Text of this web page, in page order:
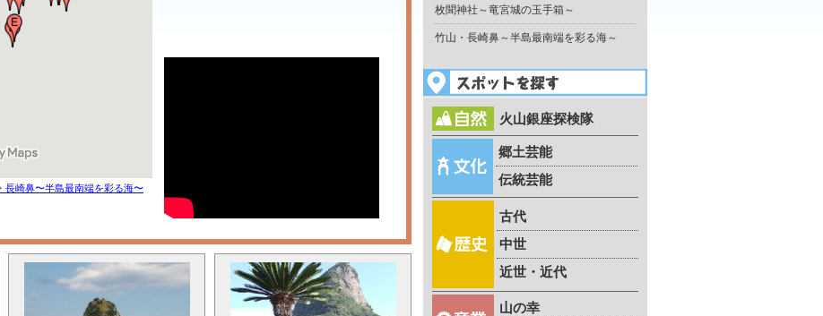
長崎鼻〜半島最南端を彩る海〜
枚聞神社～竜宮城の玉手箱～
竹山・長崎鼻～半島最南端を彩る海～
火山銀座探検隊
郷土芸能
伝統芸能
古代
中世
近世・近代
山の幸